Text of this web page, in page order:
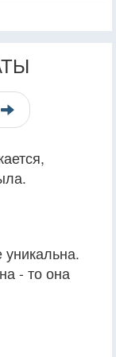
- то она